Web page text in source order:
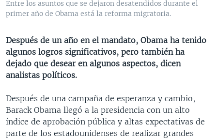
VENEZUELA
NICARAGUA
ECONOMÍA
TECNOLOGÍA
DEPORTES
CIENCIA Y SALUD
MULTIMEDIA
FOTOGRAFÍA
AUDIOS
EL MUNDO AL DÍA
FORO INTERAMERICANO
VISIÓN 360
LAS CLAVES
PANORAMA
RADIO
AVANCE INFORMATIVO
AUDIONOTICIAS
BUENOS DÍAS AMÉRICA
ESTADOS UNIDOS AL DÍA
EL MUNDO AL DÍA [RADIO]
DIRECT
DOCUMENTALES DE LA VOA
Learning English
SÍGANOS
Entre los asuntos que se dejaron desatendidos durante el
primer año de Obama está la reforma migratoria.
Después de un año en el mandato, Obama ha tenido
algunos logros significativos, pero también ha
dejado que desear en algunos aspectos, dicen
analistas políticos.
Después de una campaña de esperanza y cambio,
Barack Obama llegó a la presidencia con un alto
índice de aprobación pública y altas expectativas de
parte de los estadounidenses de realizar grandes